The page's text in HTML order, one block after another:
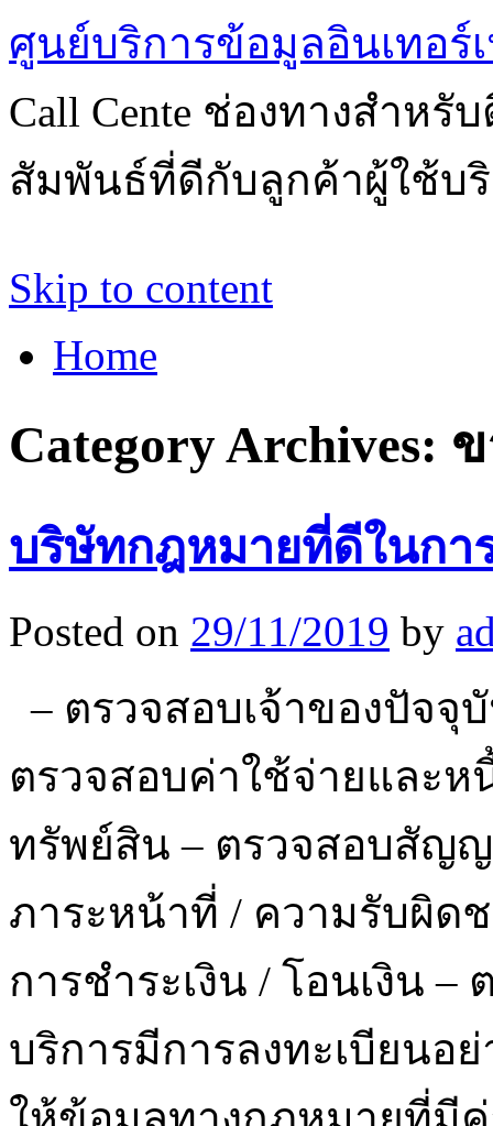
ศูนย์บริการข้อมูลอินเทอร์
Call Cente ช่องทางสำห
สัมพันธ์ที่ดีกับลูกค้าผู้ใช้บ
Skip to content
Home
Category Archives:
บริษัทกฎหมายที่ดีในกา
Posted on 29/11/2019 by
– ตรวจสอบเจ้าของปัจ
ตรวจสอบค่าใช้จ่ายและห
ทรัพย์สิน – ตรวจสอบสัญ
ภาระหน้าที่ / ความรับผิด
การชำระเงิน / โอนเงิน
บริการมีการลงทะเบียนอ